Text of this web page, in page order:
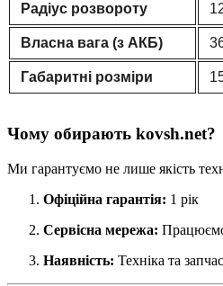
Радіус розвороту
Власна вага (з АКБ)
Габаритні розміри
Чому обирають kovsh.net?
Ми гарантуємо не лише якість
Офіційна гарантія: 1 рік
Сервісна мережа:
Наявність: Техніка та